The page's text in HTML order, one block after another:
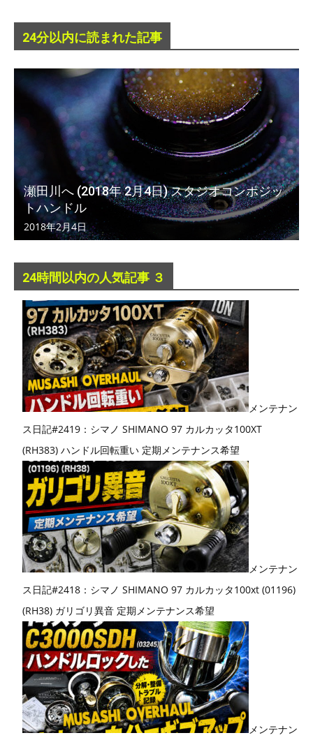
24分以内に読まれた記事
瀬田川へ (2018年 2月4日) スタジオコンポジッ
トハンドル
2018年2月4日
24時間以内の人気記事 ３
メンテナン
ス日記#2419：シマノ SHIMANO 97 カルカッタ100XT
(RH383) ハンドル回転重い 定期メンテナンス希望
メンテナン
ス日記#2418：シマノ SHIMANO 97 カルカッタ100xt (01196)
(RH38) ガリゴリ異音 定期メンテナンス希望
メンテナン